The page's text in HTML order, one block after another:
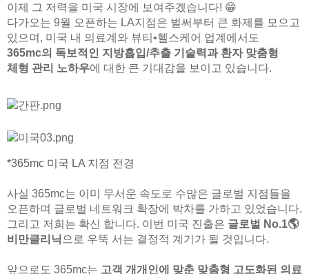
이제 그 저력을 미국 시장에 보여주겠습니다! 😁
다가오는 9월 오픈하는 LA지점은 벌써부터 큰 화제를 모으고
있으며, 미국 내 의료계와 뷰티•헬스케어 업계에서도
365mc의 독보적인 지방흡입/추출 기술력과 환자 맞춤형
체형 관리 노하우에 대한 큰 기대감을 보이고 있습니다.
*365mc 미국 LA 지점 전경
사실 365mc는 이미 무서운 속도로 수많은 글로벌 지점들을
오픈하며 글로벌 네트워크 확장에 박차를 가하고 있었습니다.
그리고 저희는 확신 합니다. 이번 미국 진출은 글로벌 No.1🌎
비만클리닉 으로 우뚝 서는 결정적 계기가 될 것입니다.
앞으로도 365mc는 고객 개개인에 맞춘 맞춤형 고도화된 의료